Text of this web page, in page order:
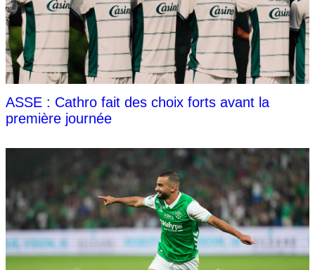
ASSE : Cathro fait des choix forts avant la
première journée